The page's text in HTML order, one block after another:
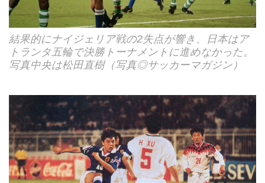
結果的にナイジェリア戦の2失点が響き、日本はア
トランタ五輪で決勝トーナメントに進めなかった。
写真中央は松田直樹（写真◎サッカーマガジン）